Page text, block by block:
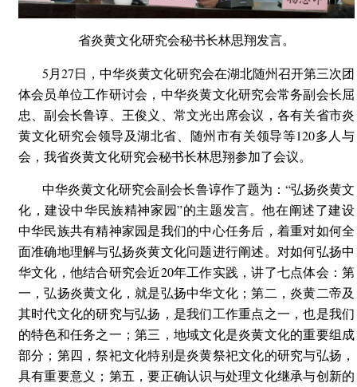
省炎黄文化研究会秘书长林思翔发言。
5月27日，中华炎黄文化研究会在湖北随州召开第三次团
体会员单位工作研讨会，中华炎黄文化研究会常务副会长屈
忠、副会长鲁谆、王俊义、常文光出席会议，各有关省市炎
黄文化研究会领导及湖北省、随州市有关领导等120多人与
会，我省炎黄文化研究会秘书长林思翔参加了会议。
中华炎黄文化研究会副会长鲁谆作了题为：“弘扬炎黄文
化，建设中华民族精神家园”的主题发言。他在阐述了建设
中华民族共有精神家园是我们的中心任务后，着重对如何全
面准确地理解与弘扬炎黄文化问题进行阐述。对如何弘扬中
华文化，他结合研究会近20年工作实践，讲了七点体会：第
一，弘扬炎黄文化，就是弘扬中华文化；第二，炎黄二帝及
其时代文化的研究与弘扬，是我们工作重点之一，也是我们
的特色和任务之一；第三，地域文化是炎黄文化的重要组成
部分；第四，祭祀文化特别是炎黄祭祀文化的研究与弘扬，
具有重要意义；第五，要正确认识与处理文化继承与创新的